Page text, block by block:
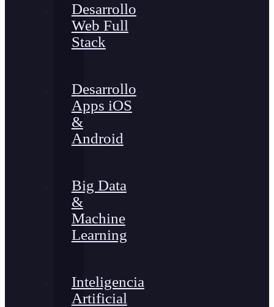
Desarrollo
Web Full
Stack
Desarrollo
Apps iOS
&
Android
Big Data
&
Machine
Learning
Inteligencia
Artificial